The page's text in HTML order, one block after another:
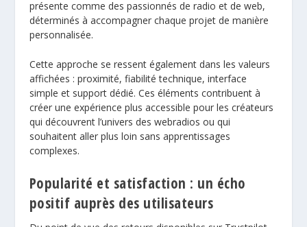
présente comme des passionnés de radio et de web,
déterminés à accompagner chaque projet de manière
personnalisée.
Cette approche se ressent également dans les valeurs
affichées : proximité, fiabilité technique, interface
simple et support dédié. Ces éléments contribuent à
créer une expérience plus accessible pour les créateurs
qui découvrent l’univers des webradios ou qui
souhaitent aller plus loin sans apprentissages
complexes.
Popularité et satisfaction : un écho
positif auprès des utilisateurs